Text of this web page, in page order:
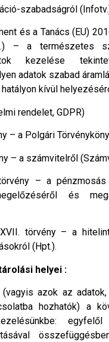
szabadságról
és a Tanács (EU)
– a természetes
kezelése
adatok szabad
kívül
rendelet, GDPR)
– a Polgári
– a számvitelről
– a
és
törvény – a
(Hpt.).
helyei :
azok az
hozhatók) a